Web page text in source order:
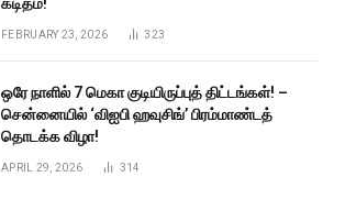
FEBRUARY 23, 2026 323
ஒரே நாளில் 7 மெகா குடியிருப்புத் திட்டங்கள்! –
சென்னையில் ‘விஐபி ஹவுசிங்’ பிரம்மாண்டத்
தொடக்க விழா!
APRIL 29, 2026 314